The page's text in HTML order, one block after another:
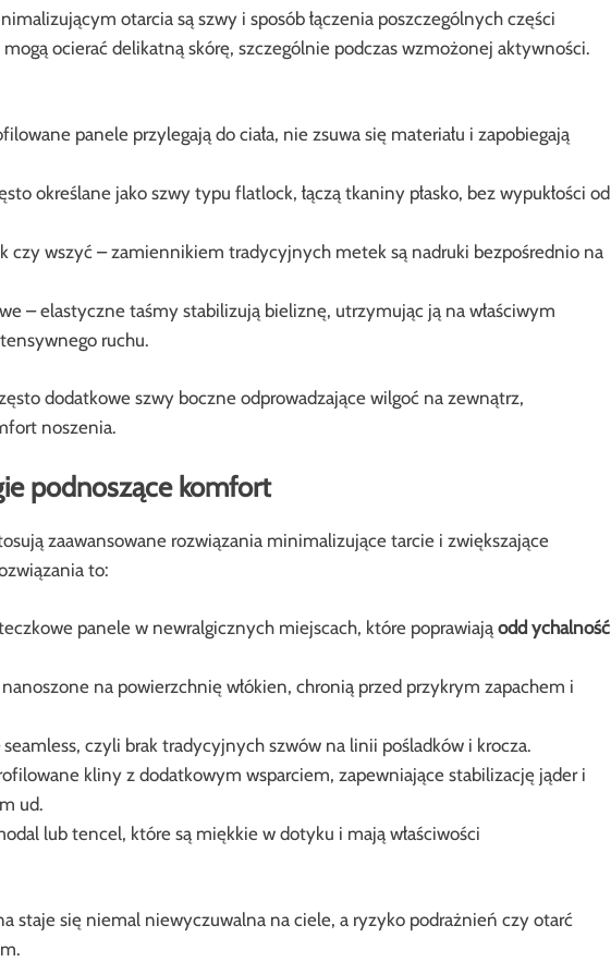
otarcia są szwy i sposób łączenia poszczególnych części
ocierać delikatną skórę, szczególnie podczas wzmożonej aktywności.
panele przylegają do ciała, nie zsuwa się materiału i zapobiegają
określane jako szwy typu flatlock, łączą tkaniny płasko, bez wypukłości od
czy wszyć – zamiennikiem tradycyjnych metek są nadruki bezpośrednio na
– elastyczne taśmy stabilizują bieliznę, utrzymując ją na właściwym
ruchu.
dodatkowe szwy boczne odprowadzające wilgoć na zewnątrz,
noszenia.
podnoszące komfort
zaawansowane rozwiązania minimalizujące tarcie i zwiększające
to:
panele w newralgicznych miejscach, które poprawiająodd ychalność
na powierzchnię włókien, chronią przed przykrym zapachem i
czyli brak tradycyjnych szwów na linii pośladków i krocza.
kliny z dodatkowym wsparciem, zapewniające stabilizację jąder i
ud.
lub tencel, które są miękkie w dotyku i mają właściwości
staje się niemal niewyczuwalna na ciele, a ryzyko podrażnień czy otarć